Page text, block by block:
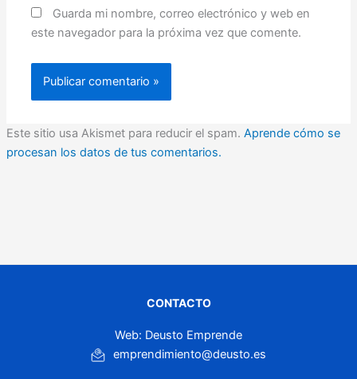
Guarda mi nombre, correo electrónico y web en
este navegador para la próxima vez que comente.
Este sitio usa Akismet para reducir el spam. Aprende cómo se
procesan los datos de tus comentarios.
CONTACTO
Web: Deusto Emprende
emprendimiento@deusto.es